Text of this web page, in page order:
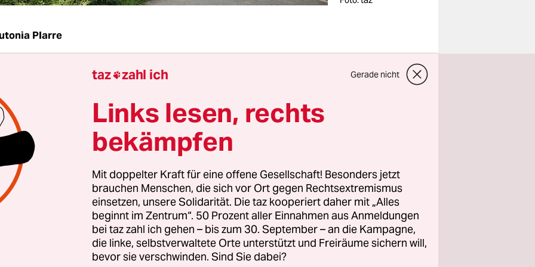
Plarre
Weitem das Leuchten: ein Traum von Blüten, violett und
auch rot, gelb oder weiß. Drei bis vier Meter hoch sind die
zwei junge Frauen. Die eine hat eine Kamera
die andere tauscht ihre Sneaker gegen hochhackige
zum Fotoshooting schiebt sie sich zwischen die Büsche,
ganz von den Dolden umgeben ist.
diese spielen sich im Tiergarten zurzeit häufig ab: Die
sind ein Besuchermagnet. Vielen
fehle es aber leider an Respekt vor den Pflanzen, bestätigt
des Tiergartens, Markus Schwenke, der taz auf
müssen wir beobachten, wie sich Besucher in die Büsche
taz zahl ich Gerade nicht
Links lesen, rechts
bekämpfen
Mit doppelter Kraft für eine offene Gesellschaft! Besonders jetzt
brauchen Menschen, die sich vor Ort gegen Rechtsextremismus
einsetzen, unsere Solidarität. Die taz kooperiert daher mit „Alles
beginnt im Zentrum“. 50 Prozent aller Einnahmen aus Anmeldungen
bei taz zahl ich gehen – bis zum 30. September – an die Kampagne,
die linke, selbstverwaltete Orte unterstützt und Freiräume sichern will,
bevor sie verschwinden. Sind Sie dabei?